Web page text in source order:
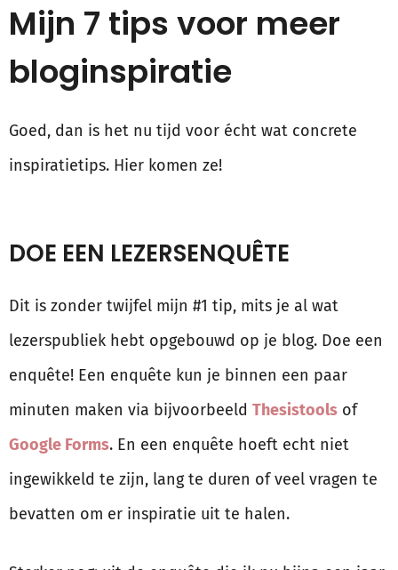
Mijn 7 tips voor meer
bloginspiratie
Goed, dan is het nu tijd voor écht wat concrete
inspiratietips. Hier komen ze!
DOE EEN LEZERSENQUÊTE
Dit is zonder twijfel mijn #1 tip, mits je al wat
lezerspubliek hebt opgebouwd op je blog. Doe een
enquête! Een enquête kun je binnen een paar
minuten maken via bijvoorbeeld Thesistools of
Google Forms. En een enquête hoeft echt niet
ingewikkeld te zijn, lang te duren of veel vragen te
bevatten om er inspiratie uit te halen.